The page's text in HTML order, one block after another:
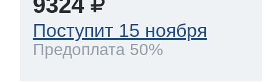
Поступит 15 ноября
Предоплата 50%